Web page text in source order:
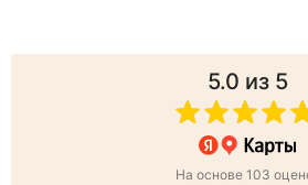
5.0 из 5
На основе 103